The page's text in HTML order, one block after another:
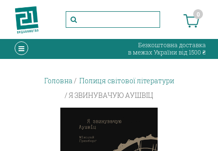
0
Безкоштовна доставка
в межах України від 1500 ₴
Головна
Полиця світової літератури
Я ЗВИНУВАЧУЮ АУШВІЦ